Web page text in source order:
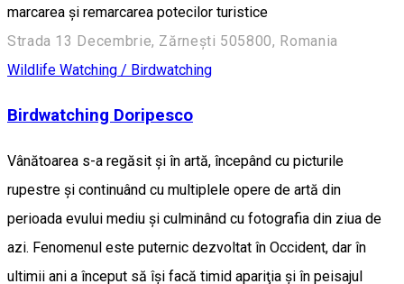
marcarea și remarcarea potecilor turistice
Strada 13 Decembrie, Zărnești 505800, Romania
Wildlife Watching / Birdwatching
Birdwatching Doripesco
Vânătoarea s-a regăsit şi în artă, începând cu picturile
rupestre şi continuând cu multiplele opere de artă din
perioada evului mediu şi culminând cu fotografia din ziua de
azi. Fenomenul este puternic dezvoltat în Occident, dar în
ultimii ani a început să îşi facă timid apariţia şi în peisajul